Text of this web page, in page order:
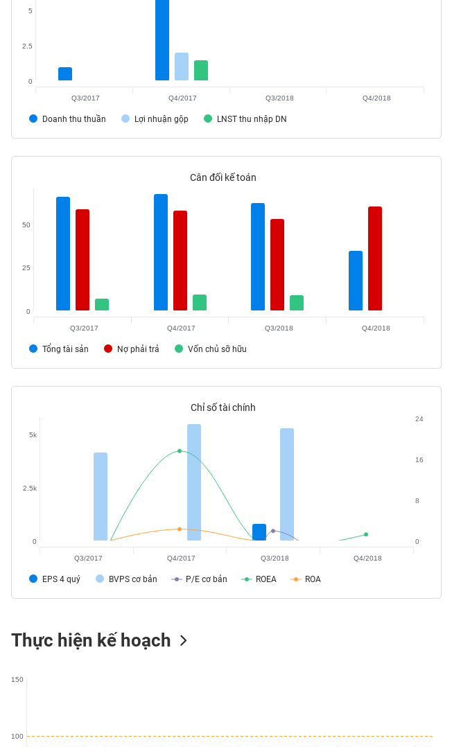
Doanh thu thuần Lợi nhuận gộp LNST thu nhập DN
0
2.5
5
Q3/2017 Q4/2017 Q3/2018 Q4/2018
Cân đối kế toán
Tổng tài sản Nợ phải trả Vốn chủ sỡ hữu
0
25
50
Q3/2017 Q4/2017 Q3/2018 Q4/2018
Chỉ số tài chính
EPS 4 quý BVPS cơ bản P/E cơ bản ROEA ROA
0
2.5k
5k
0
8
16
24
Q3/2017 Q4/2017 Q3/2018 Q4/2018
Thực hiện kế hoạch
100
150
NGUYÊN
NGHIỆP
TIÊU
TIÊU
THIẾT
CHĂM
TÀI
CÔNG
NGHỆ